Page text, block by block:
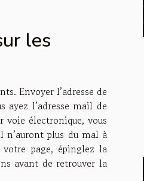
les
Envoyer l’adresse de
ayez l’adresse mail de
voie électronique, vous
n’auront plus du mal à
page, épinglez la
avant de retrouver la